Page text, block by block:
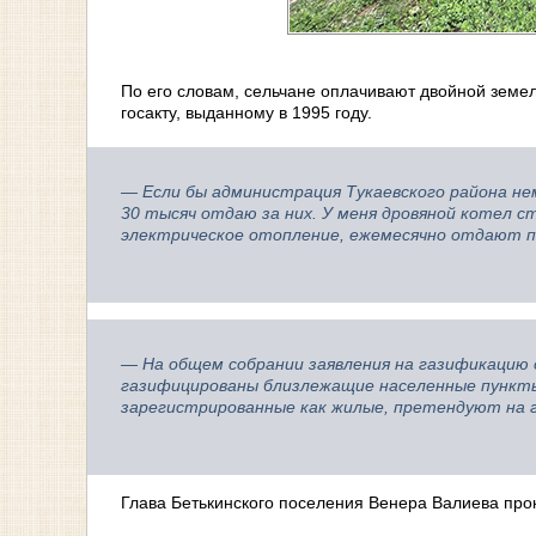
По его словам, сельчане оплачивают двойной
госакту, выданному в 1995 году.
— Если бы администрация Тукаевского района
30 тысяч отдаю за них. У меня дровяной котел
электрическое отопление, ежемесячно отдают
— На общем собрании заявления на
газифицированы близлежащие населенные
зарегистрированные как жилые, претендуют на
Глава Бетькинского поселения Венера Валиева